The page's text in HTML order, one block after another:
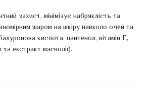
захист, мінімізує набряклість та
шаром на шкіру навколо очей та
кислота, пантенол, вітамін Е,
екстракт магнолії).